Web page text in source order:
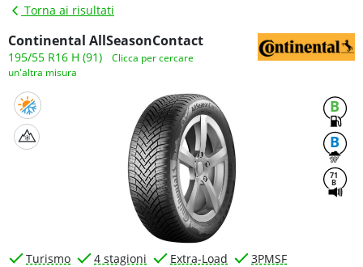
Torna ai risultati
Continental AllSeasonContact
195/55 R16 H (91)
Clicca per cercare
un'altra misura
B
B
71
B
Turismo 4 stagioni Extra-Load 3PMSF